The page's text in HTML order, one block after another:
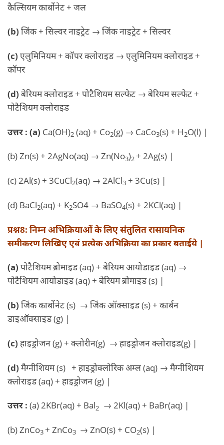
कैल्सियम कार्बोनेट + जल
(b) जिंक + सिल्वर नाइट्रेट → जिंक नाइट्रेट + सिल्वर
(c) एलुमिनियम + कॉपर क्लोराइड → एलुमिनियम क्लोराइड +
कॉपर
(d) बेरियम क्लोराइड + पोटैशियम सल्फेट → बेरियम सल्फेट +
पोटैशियम क्लोराइड
उत्तर : (a) Ca(OH)2 (aq) + Co2(g) → CaCo3(s) + H2O(l) |
(b) Zn(s) + 2AgNo(aq) → Zn(No3)2+ 2Ag(s) |
(c) 2Al(s) + 3CuCl2(aq) → 2AlCl3 + 3Cu(s) |
(d) BaCl2(aq) + K2SO4 → BaSO4(s) + 2KCl(aq) |
प्रश्न8: निम्न अभिक्रियाओं के लिए संतुलित रासायनिक
समीकरण लिखिए एवं प्रत्येक अभिक्रिया का प्रकार बताईये |
(a) पोटैशियम ब्रोमाइड (aq) + बेरियम आयोडाइड (aq) →
पोटैशियम आयोडाइड (aq) + बेरियम ब्रोमाइड (s) |
(b) जिंक कार्बोनेट (s) → जिंक ऑक्साइड (s) + कार्बन
डाइऑक्साइड (g) |
(c) हाइड्रोजन (g) + क्लोरीन(g) → हाइड्रोजन क्लोराइड(g) |
(d) मैग्नीशियम (s) + हाइड्रोक्लोरिक अम्ल (aq) → मैग्नीशियम
क्लोराइड (aq) + हाइड्रोजन (g) |
उत्तर : (a) 2KBr(aq) + Bal2 → 2Kl(aq) + BaBr(aq) |
(b) ZnCo3+ ZnCo3 → ZnO(s) + CO2(s) |